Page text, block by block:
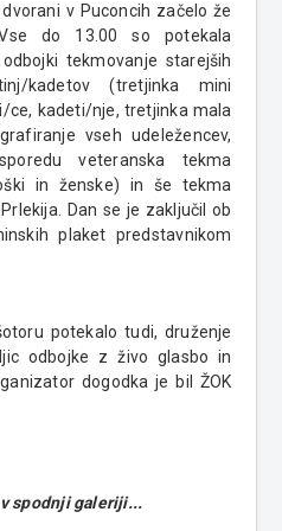
v Puconcih začelo že
do 13.00 so potekala
tekmovanje starejših
kadetov (tretjinka mini
kadeti/nje, tretjinka mala
vseh udeležencev,
veteranska tekma
in ženske) in še tekma
Dan se je zaključil ob
plaket predstavnikom
potekalo tudi, druženje
odbojke z živo glasbo in
dogodka je bil ŽOK
spodnji galeriji...